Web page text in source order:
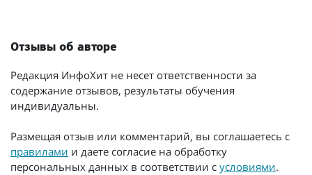
Отзывы об авторе
Редакция ИнфоХит не несет ответственности за
содержание отзывов, результаты обучения
индивидуальны.
Размещая отзыв или комментарий, вы соглашаетесь с
правилами и даете согласие на обработку
персональных данных в соответствии с условиями.